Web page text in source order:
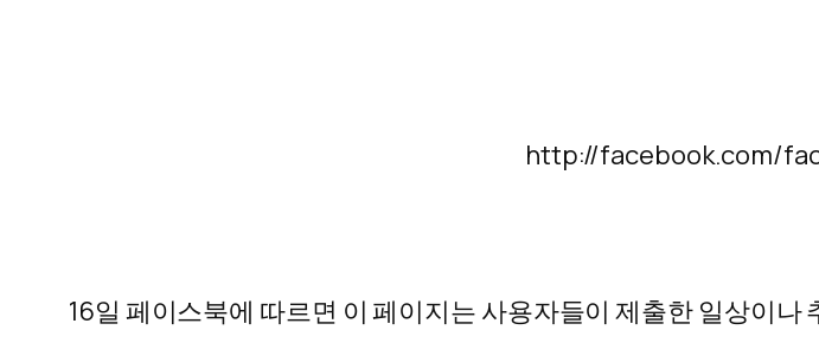
http://facebook.com/
16일 페이스북에 따르면 이 페이지는 사용자들이 제출한 일상이